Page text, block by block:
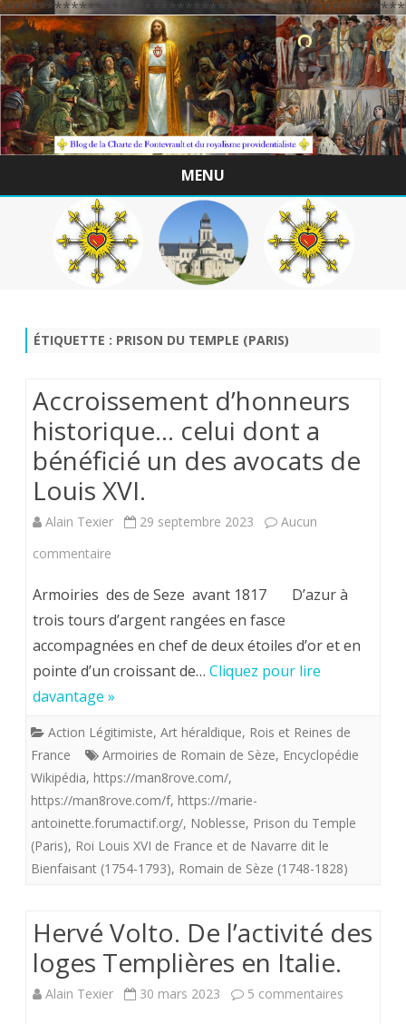
/
MENU
Skip
to
content
ÉTIQUETTE : PRISON DU TEMPLE (PARIS)
Accroissement d’honneurs
historique… celui dont a
bénéficié un des avocats de
Louis XVI.
Alain Texier 29 septembre 2023
Aucun
commentaire
d’honneurs
historique…
celui
bénéficié
un
des
avocats
Louis
XVI.
Armoiries des de Seze avant 1817 D’azur à
trois tours d’argent rangées en fasce
accompagnées en chef de deux étoiles d’or et en
pointe d’un croissant de… Cliquez pour lire
davantage »
Action Légitimiste, Art héraldique, Rois et Reines de
France
Armoiries de Romain de Sèze, Encyclopédie
Wikipédia, https://man8rove.com/,
https://man8rove.com/f, https://marie-
antoinette.forumactif.org/, Noblesse, Prison du Temple
(Paris), Roi Louis XVI de France et de Navarre dit le
Bienfaisant (1754-1793), Romain de Sèze (1748-1828)
Hervé Volto. De l’activité des
loges Templières en Italie.
Alain Texier 30 mars 2023 5 commentaires